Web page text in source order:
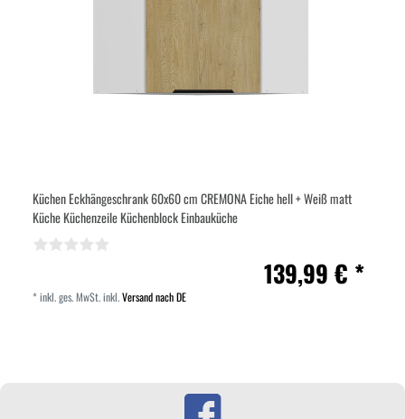
Küchen Eckhängeschrank 60x60 cm CREMONA Eiche hell + Weiß matt
Küche Küchenzeile Küchenblock Einbauküche
139,99 € *
*inkl. ges. MwSt.inkl.Versand nach DE